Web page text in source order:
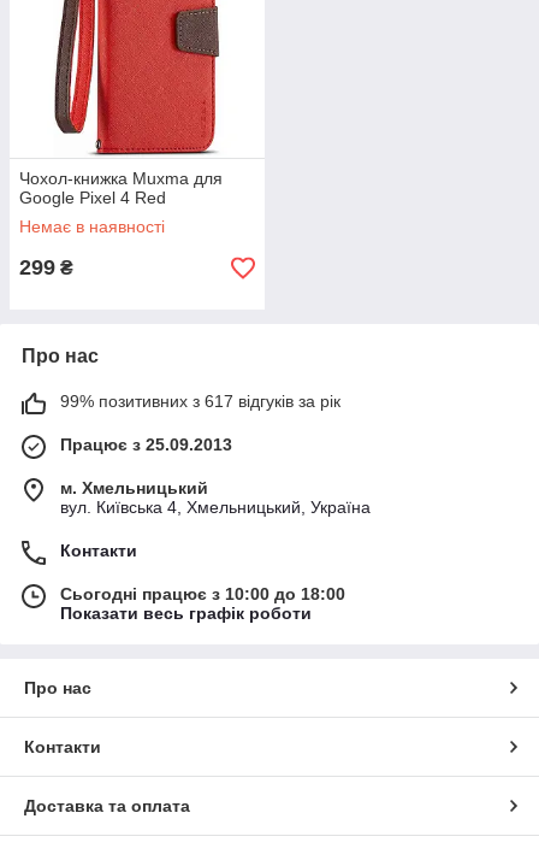
Чохол-книжка Muxma для
Google Pixel 4 Red
Немає в наявності
299 ₴
Про нас
99% позитивних з 617 відгуків за рік
Працює з 25.09.2013
м. Хмельницький
вул. Київська 4, Хмельницький, Україна
Контакти
Сьогодні працює з 10:00 до 18:00
Показати весь графік роботи
Про нас
Контакти
Доставка та оплата